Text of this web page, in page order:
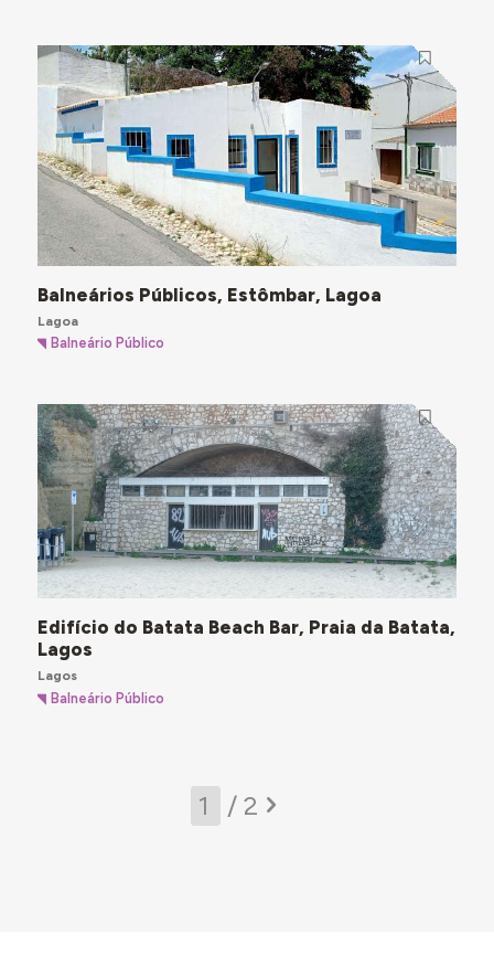
Balneários Públicos, Estômbar, Lagoa
Lagoa
Balneário Público
Edifício do Batata Beach Bar, Praia da Batata,
Lagos
Lagos
Balneário Público
/ 2